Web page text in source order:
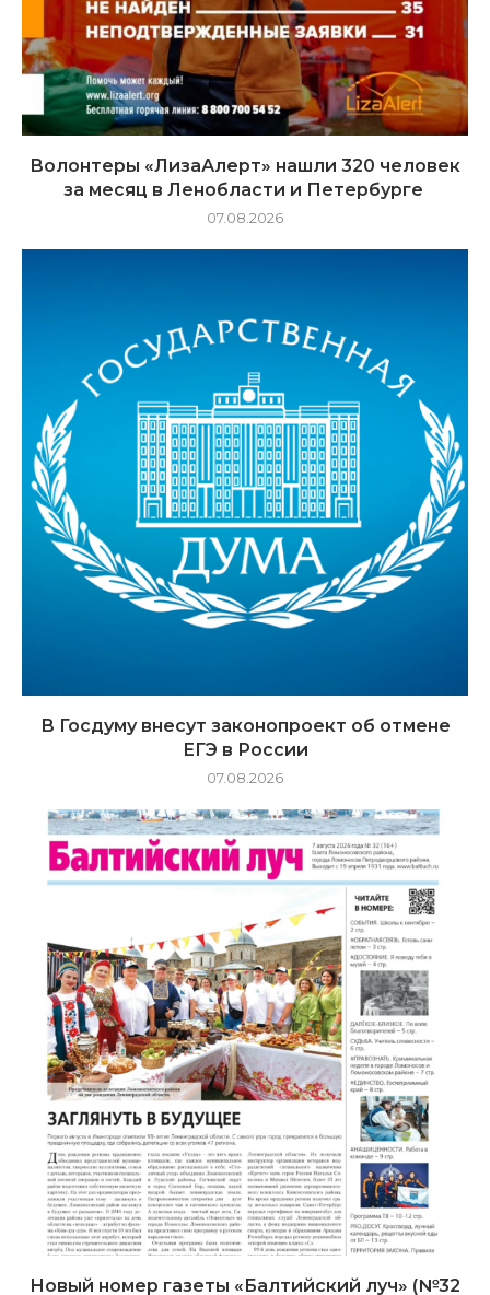
Волонтеры «ЛизаАлерт» нашли 320 человек
за месяц в Ленобласти и Петербурге
07.08.2026
В Госдуму внесут законопроект об отмене
ЕГЭ в России
07.08.2026
Новый номер газеты «Балтийский луч» (№32